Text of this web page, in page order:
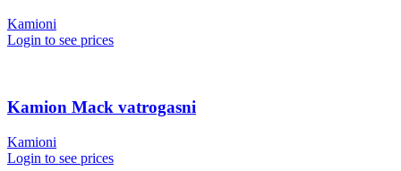
Kamioni
Login to see prices
Kamion Mack vatrogasni
Kamioni
Login to see prices